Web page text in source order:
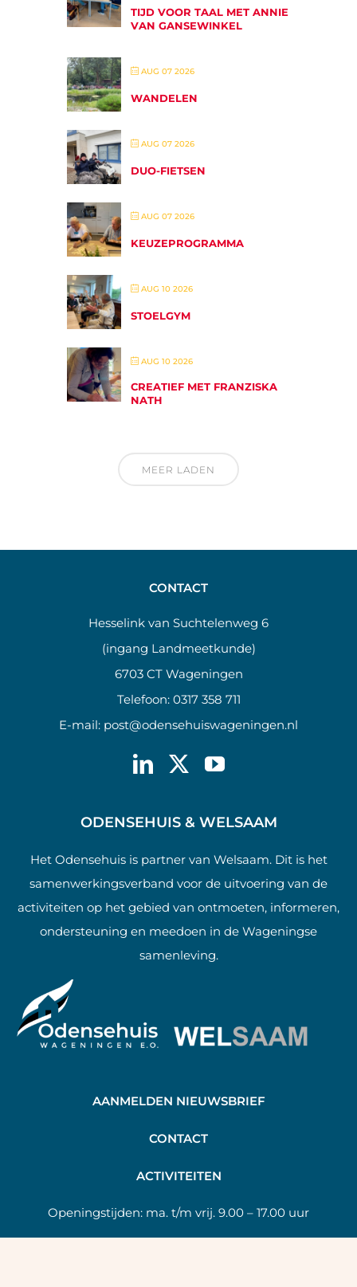
TIJD VOOR TAAL MET ANNIE
VAN GANSEWINKEL
AUG 07 2026
WANDELEN
AUG 07 2026
DUO-FIETSEN
AUG 07 2026
KEUZEPROGRAMMA
AUG 10 2026
STOELGYM
AUG 10 2026
CREATIEF MET FRANZISKA
NATH
MEER LADEN
CONTACT
Hesselink van Suchtelenweg 6
(ingang Landmeetkunde)
6703 CT Wageningen
Telefoon: 0317 358 711
E-mail: post@odensehuiswageningen.nl
ODENSEHUIS & WELSAAM
Het Odensehuis is partner van Welsaam. Dit is het
samenwerkingsverband voor de uitvoering van de
activiteiten op het gebied van ontmoeten, informeren,
ondersteuning en meedoen in de Wageningse
samenleving.
AANMELDEN NIEUWSBRIEF
CONTACT
ACTIVITEITEN
Openingstijden: ma. t/m vrij. 9.00 – 17.00 uur